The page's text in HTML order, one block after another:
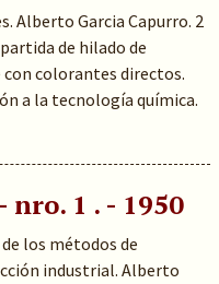
Alberto Garcia Capurro. 2
de hilado de
colorantes directos.
a la tecnología química.
1 . - 1950
los métodos de
industrial. Alberto